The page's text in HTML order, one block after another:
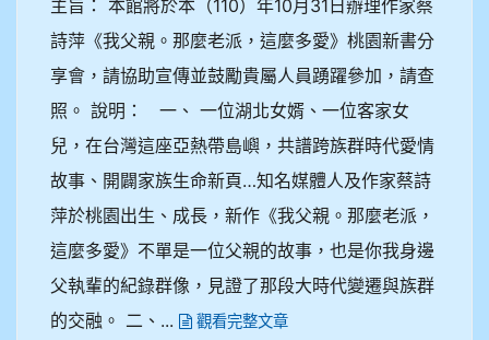
主旨： 本館將於本（110）年10月31日辦理作家蔡
詩萍《我父親。那麼老派，這麼多愛》桃園新書分
享會，請協助宣傳並鼓勵貴屬人員踴躍參加，請查
照。 說明： 一、 一位湖北女婿、一位客家女
兒，在台灣這座亞熱帶島嶼，共譜跨族群時代愛情
故事、開闢家族生命新頁…知名媒體人及作家蔡詩
萍於桃園出生、成長，新作《我父親。那麼老派，
這麼多愛》不單是一位父親的故事，也是你我身邊
父執輩的紀錄群像，見證了那段大時代變遷與族群
的交融。 二、...
觀看完整文章